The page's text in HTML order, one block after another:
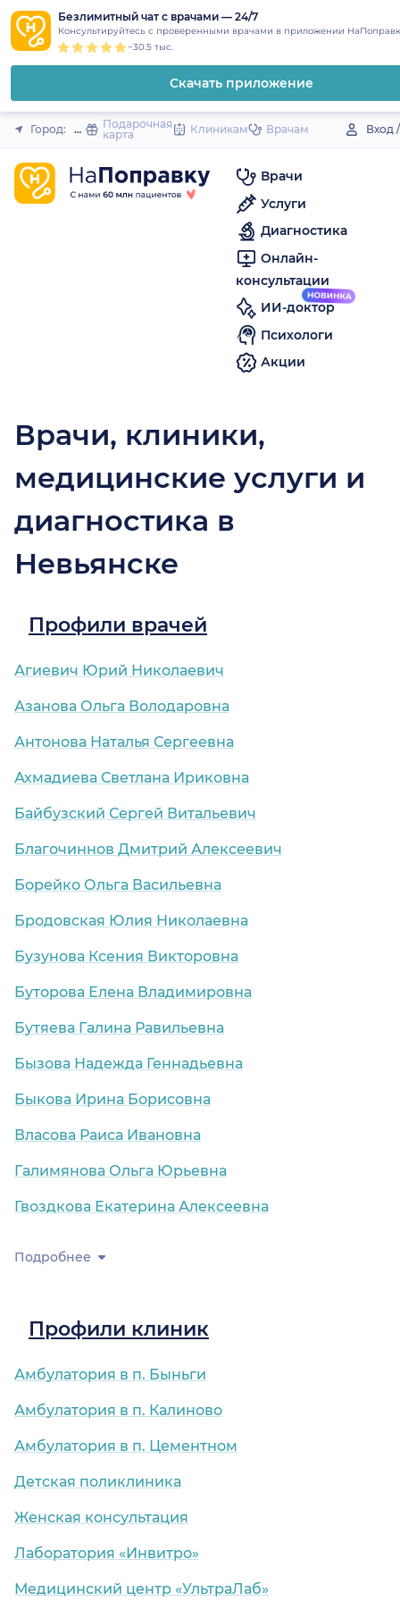
to
content
Безлимитный чат с врачами — 24/7
Консультируйтесь с проверенными врачами в приложении
~30.5 тыс.
Скачать приложение
Закрыть
Город: НевьянскПодарочная
карта
Клиникам Врачам Вход
Врачи
Услуги
Диагностика
Онлайн-
консультации
ИИ-доктор
Психологи
Акции
Врачи, клиники,
медицинские услуги и
диагностика в
Невьянске
Профили врачей
Агиевич Юрий Николаевич
Азанова Ольга Володаровна
Антонова Наталья Сергеевна
Ахмадиева Светлана Ириковна
Байбузский Сергей Витальевич
Благочиннов Дмитрий Алексеевич
Борейко Ольга Васильевна
Бродовская Юлия Николаевна
Бузунова Ксения Викторовна
Буторова Елена Владимировна
Бутяева Галина Равильевна
Бызова Надежда Геннадьевна
Быкова Ирина Борисовна
Власова Раиса Ивановна
Галимянова Ольга Юрьевна
Гвоздкова Екатерина Алексеевна
Подробнее
Профили клиник
Амбулатория в п. Быньги
Амбулатория в п. Калиново
Амбулатория в п. Цементном
Детская поликлиника
Женская консультация
Лаборатория «Инвитро»
Медицинский центр «УльтраЛаб»